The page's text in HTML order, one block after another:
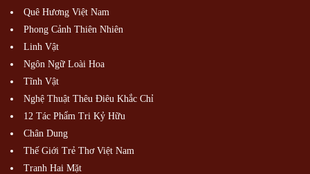
Quê Hương Việt Nam
Phong Cảnh Thiên Nhiên
Linh Vật
Ngôn Ngữ Loài Hoa
Tĩnh Vật
Nghệ Thuật Thêu Điêu Khắc Chỉ
12 Tác Phẩm Tri Kỷ Hữu
Chân Dung
Thế Giới Trẻ Thơ Việt Nam
Tranh Hai Mặt